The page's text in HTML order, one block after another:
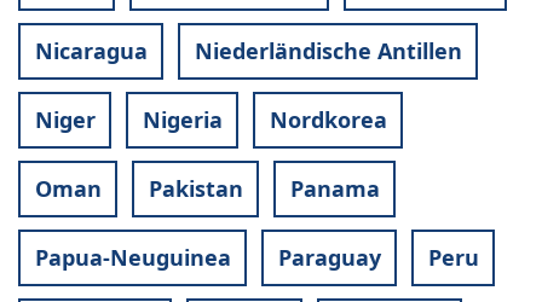
Nicaragua Niederländische Antillen
Niger Nigeria Nordkorea
Oman Pakistan Panama
Papua-Neuguinea Paraguay Peru